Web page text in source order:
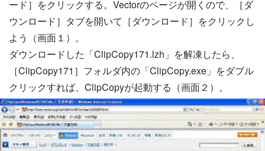
ード］をクリックする。Vectorのページが開くので、［ダ
ウンロード］タブを開いて［ダウンロード］をクリックし
よう（画面１）。
ダウンロードした「ClipCopy171.lzh」を解凍したら、
［ClipCopy171］フォルダ内の「ClipCopy.exe」をダブル
クリックすれば、ClipCopyが起動する（画面２）。